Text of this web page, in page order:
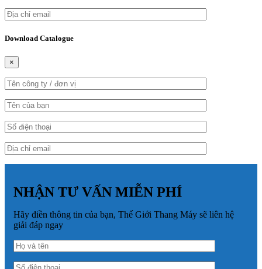
Download Catalogue
×
NHẬN TƯ VẤN MIỄN PHÍ
Hãy điền thông tin của bạn, Thế Giới Thang Máy sẽ liên hệ
giải đáp ngay